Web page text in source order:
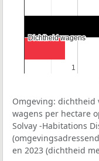
1
1
Dichtheid wagens
Dichtheid wagens
Omgeving: dichtheid
wagens per hectare
Solvay -Habitations
en 2023 (dichtheid